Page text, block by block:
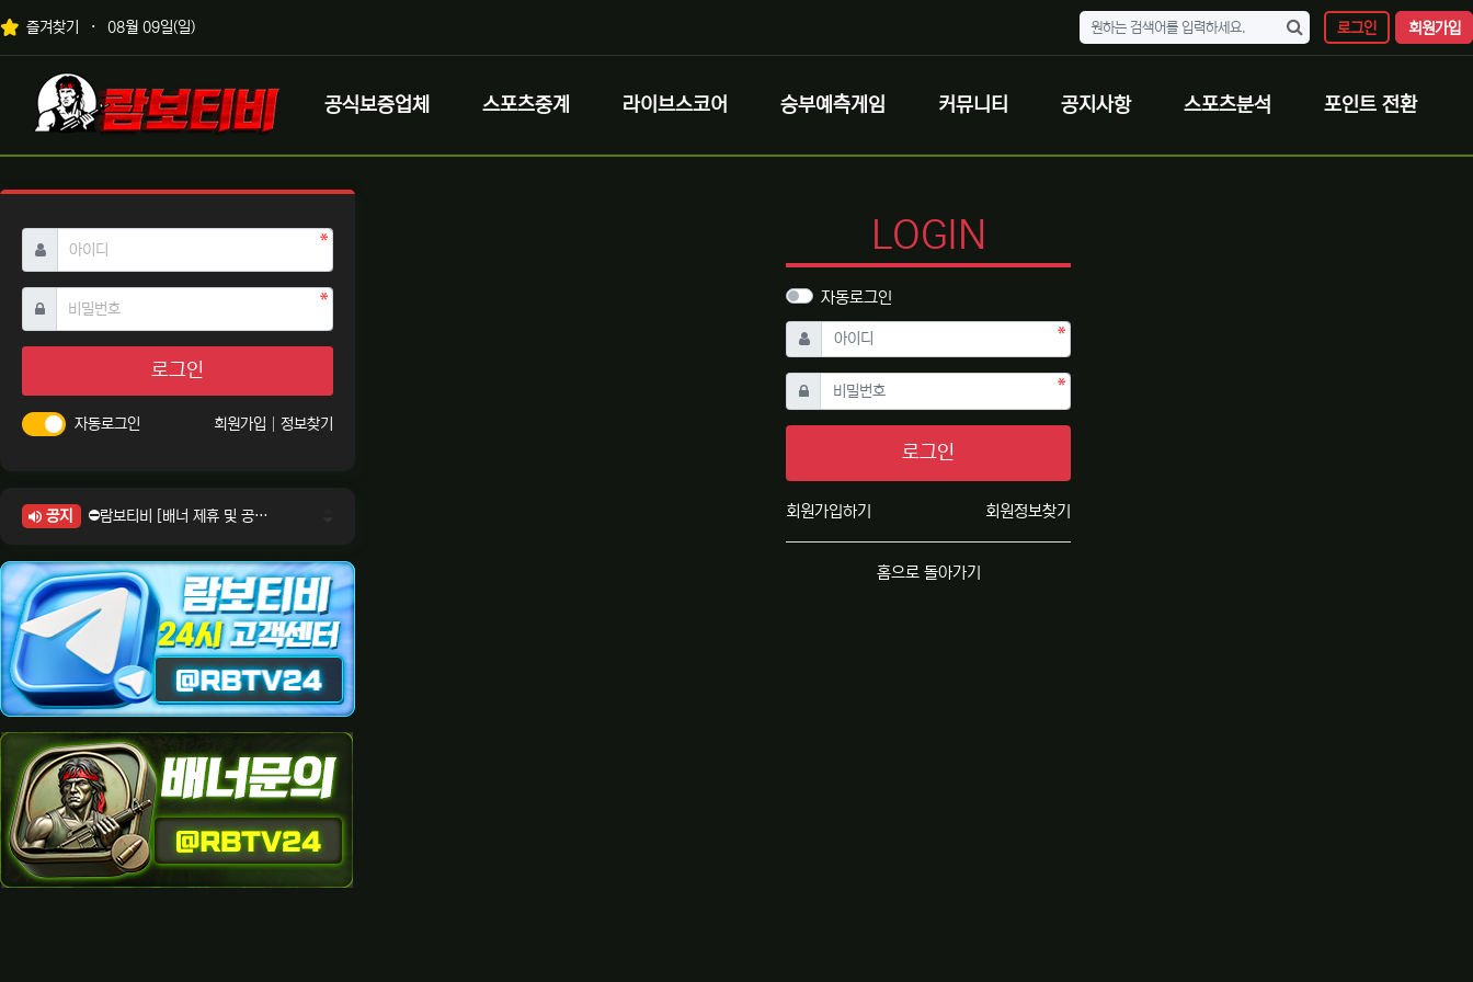
상단 네비
즐겨찾기 08월 09일(일) 로그인 회원가입
메인 메뉴
로고
공식보증업체 스포츠중계 라이브스코어 승부예측게임 커뮤니티 공지사항 스포츠분석 포인트 전환
LOGIN
자동로그인
아이디
필수
비밀번호필수
로그인
회원가입하기 회원정보찾기
홈으로 돌아가기
아이디 필수
비밀번호필수
로그인
자동로그인 회원가입 정보찾기
공지
⛔람보티비 [배너 제휴 및 공식 입점 문의 안내]
⛔람보티비 [정회원 등급UP! 안내사항]
⛔람보티비 [채팅방 이용시 주의사항]
⛔람보티비 [공식보증업체 안내]